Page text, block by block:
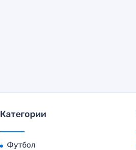
Категории
Футбол